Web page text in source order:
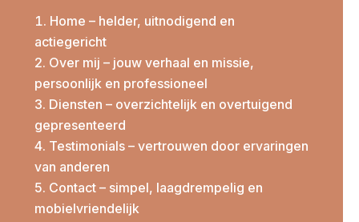
Home – helder, uitnodigend en
actiegericht
Over mij – jouw verhaal en missie,
persoonlijk en professioneel
Diensten – overzichtelijk en overtuigend
gepresenteerd
Testimonials – vertrouwen door ervaringen
van anderen
Contact – simpel, laagdrempelig en
mobielvriendelijk